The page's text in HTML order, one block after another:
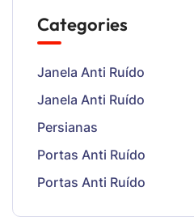
Categories
Janela Anti Ruído
Janela Anti Ruído
Persianas
Portas Anti Ruído
Portas Anti Ruído